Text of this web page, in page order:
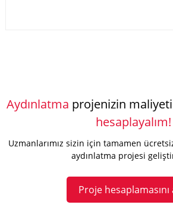
Aydınlatma projenizin
hesaplayalım!
Uzmanlarımız sizin için tamamen
aydınlatma projesi
Proje hesaplamasını